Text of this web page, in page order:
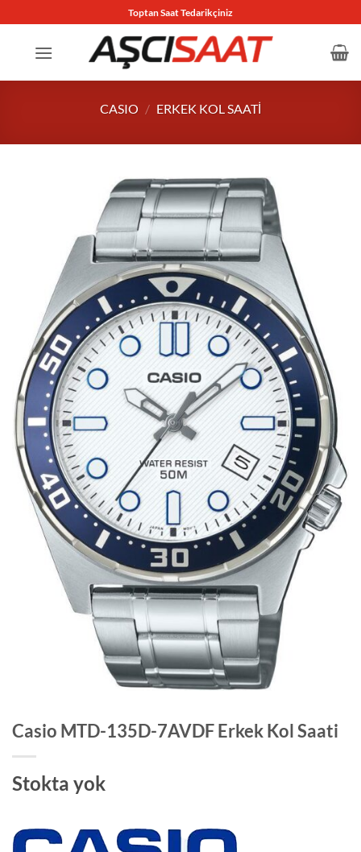
atla
Toptan Saat Tedarikçiniz
CASIO / ERKEK KOL SAATI
Casio MTD-135D-7AVDF Erkek Kol Saati
Stokta yok